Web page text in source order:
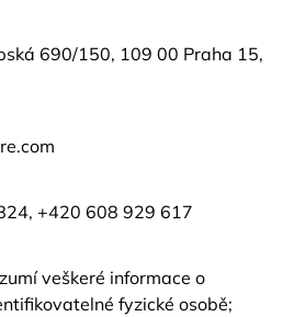
690/150, 109 00 Praha 15,
+420 608 929 617
veškeré informace o
fyzické osobě;